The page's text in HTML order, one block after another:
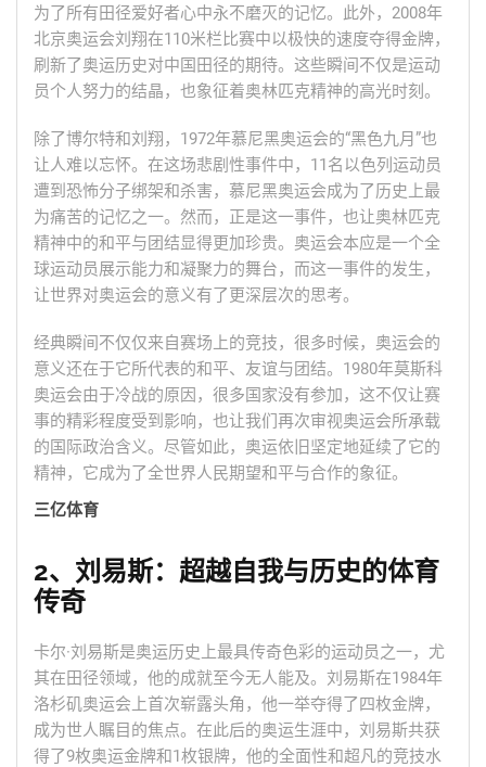
为了所有田径爱好者心中永不磨灭的记忆。此外，2008年
北京奥运会刘翔在110米栏比赛中以极快的速度夺得金牌，
刷新了奥运历史对中国田径的期待。这些瞬间不仅是运动
员个人努力的结晶，也象征着奥林匹克精神的高光时刻。
除了博尔特和刘翔，1972年慕尼黑奥运会的“黑色九月”也
让人难以忘怀。在这场悲剧性事件中，11名以色列运动员
遭到恐怖分子绑架和杀害，慕尼黑奥运会成为了历史上最
为痛苦的记忆之一。然而，正是这一事件，也让奥林匹克
精神中的和平与团结显得更加珍贵。奥运会本应是一个全
球运动员展示能力和凝聚力的舞台，而这一事件的发生，
让世界对奥运会的意义有了更深层次的思考。
经典瞬间不仅仅来自赛场上的竞技，很多时候，奥运会的
意义还在于它所代表的和平、友谊与团结。1980年莫斯科
奥运会由于冷战的原因，很多国家没有参加，这不仅让赛
事的精彩程度受到影响，也让我们再次审视奥运会所承载
的国际政治含义。尽管如此，奥运依旧坚定地延续了它的
精神，它成为了全世界人民期望和平与合作的象征。
三亿体育
2、刘易斯：超越自我与历史的体育
传奇
卡尔·刘易斯是奥运历史上最具传奇色彩的运动员之一，尤
其在田径领域，他的成就至今无人能及。刘易斯在1984年
洛杉矶奥运会上首次崭露头角，他一举夺得了四枚金牌，
成为世人瞩目的焦点。在此后的奥运生涯中，刘易斯共获
得了9枚奥运金牌和1枚银牌，他的全面性和超凡的竞技水